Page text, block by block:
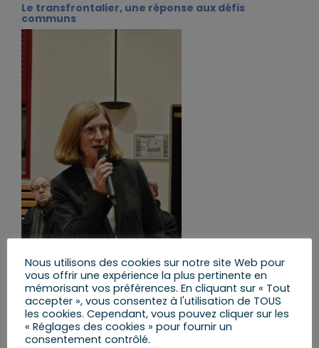
Le transfrontalier, une réponse aux défis
communs
La soirée a souligné la nécessité du transfrontalier
pour relever les défis communs tels que la
transition écologique, la gestion des risques
naturels et la sécurité. La coopération entre nos
deux nations permet des solutions plus efficaces
et durables.
Nous utilisons des cookies sur notre site Web pour
vous offrir une expérience la plus pertinente en
mémorisant vos préférences. En cliquant sur « Tout
accepter », vous consentez à l'utilisation de TOUS
les cookies. Cependant, vous pouvez cliquer sur les
« Réglages des cookies » pour fournir un
consentement contrôlé.